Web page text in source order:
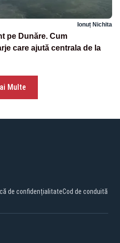
Ionuț Nichita
pe Dunăre. Cum
care ajută centrala de la
Multe
de confidențialitateCod de conduită